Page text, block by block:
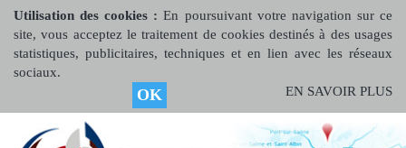
Utilisation des cookies :En poursuivant votre navigation sur ce
site, vous acceptez le traitement de cookies destinés à des usages
statistiques, publicitaires, techniques et en lien avec les réseaux
sociaux.
OK EN SAVOIR PLUS